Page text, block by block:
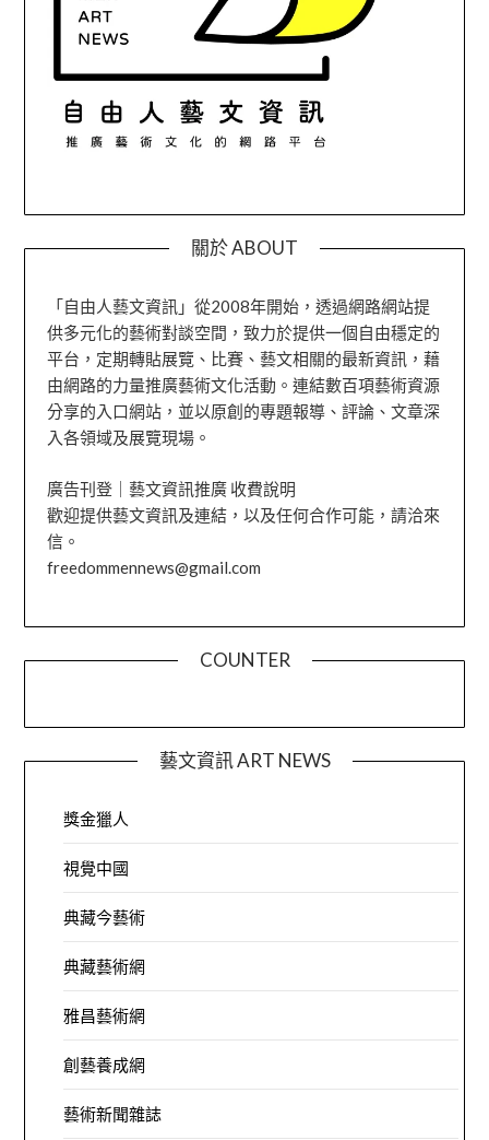
關於 ABOUT
「自由人藝文資訊」從2008年開始，透過網路網站提
供多元化的藝術對談空間，致力於提供一個自由穩定的
平台，定期轉貼展覽、比賽、藝文相關的最新資訊，藉
由網路的力量推廣藝術文化活動。連結數百項藝術資源
分享的入口網站，並以原創的專題報導、評論、文章深
入各領域及展覽現場。
廣告刊登｜藝文資訊推廣 收費說明
歡迎提供藝文資訊及連結，以及任何合作可能，請洽來
信。
freedommennews@gmail.com
COUNTER
藝文資訊 ART NEWS
獎金獵人
視覺中國
典藏今藝術
典藏藝術網
雅昌藝術網
創藝養成網
藝術新聞雜誌